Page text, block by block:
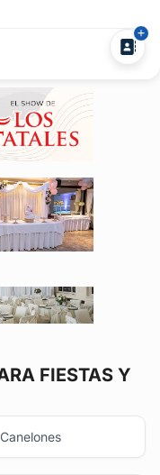
despedidas y
familiares. Con una
FIESTAS Y